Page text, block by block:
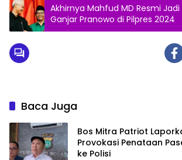
Akhirnya Mahfud MD Resmi
Ganjar Pranowo di Pilpres 2024
Baca Juga
Bos Mitra Patriot
Provokasi Penataan
ke Polisi